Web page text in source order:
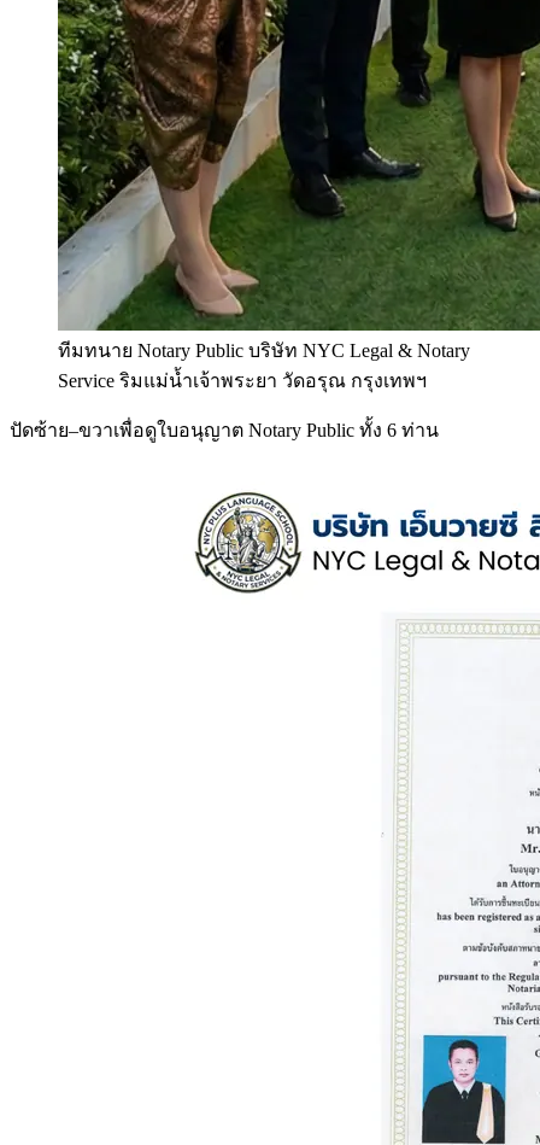
ทีมทนาย Notary Public บริษัท NYC Legal & Notary
Service ริมแม่น้ำเจ้าพระยา วัดอรุณ กรุงเทพฯ
ปัดซ้าย–ขวาเพื่อดูใบอนุญาต Notary Public ทั้ง 6 ท่าน